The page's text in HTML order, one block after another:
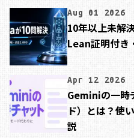
Aug 01 2026
10年以上未解
Lean証明付き
Apr 12 2026
Geminiの一時
ド）とは？使
説